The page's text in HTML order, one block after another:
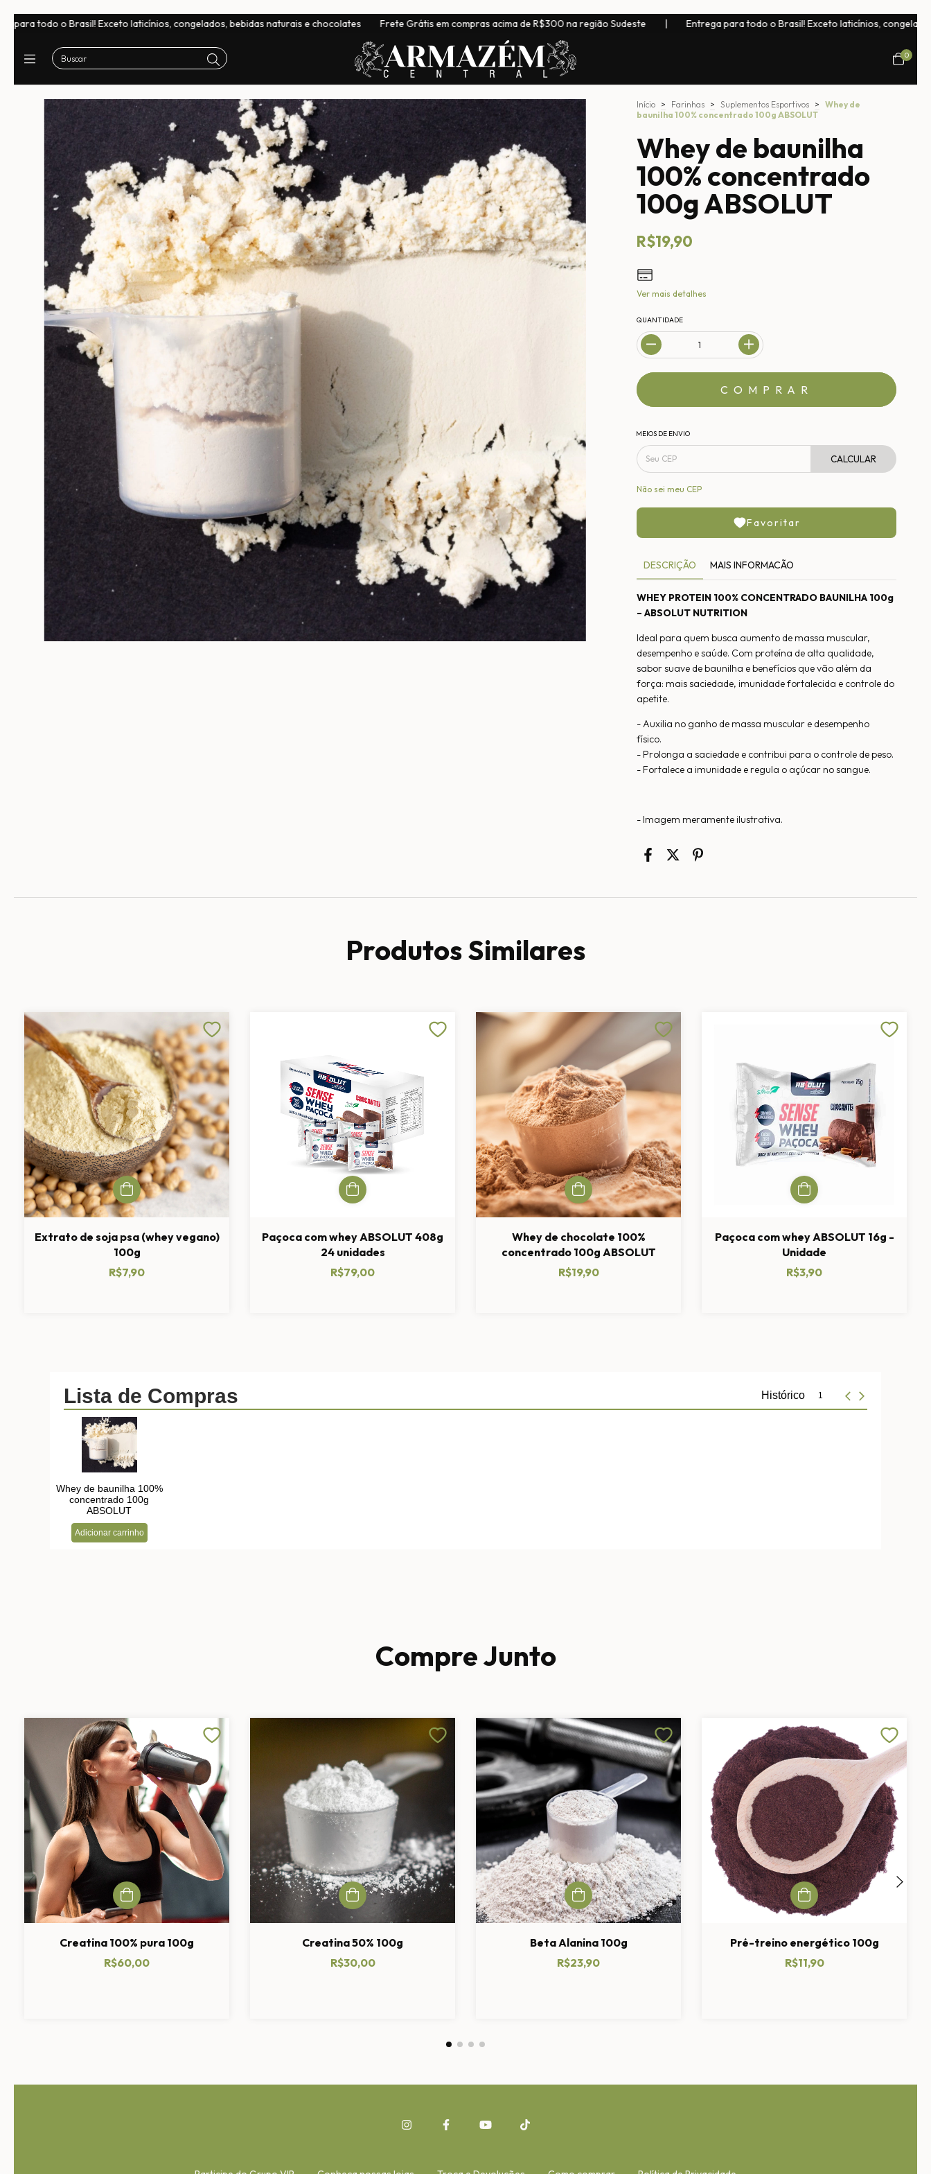
Brasil! Exceto laticínios, congelados, bebidas naturais e chocolates Frete Grátis em compras acima de R$300 na região Sudeste | Entrega para todo o Brasil! Exceto laticínios, congelados, bebidas
0
Início > Farinhas > Suplementos Esportivos >
Whey de
baunilha 100% concentrado 100g ABSOLUT
Whey de baunilha
100% concentrado
100g ABSOLUT
R$19,90
Ver mais detalhes
QUANTIDADE
MEIOS DE ENVIO
CALCULAR
Não sei meu CEP
Favoritar
DESCRIÇÃO MAIS INFORMACÃO
WHEY PROTEIN 100% CONCENTRADO BAUNILHA 100g
– ABSOLUT NUTRITION
Ideal para quem busca aumento de massa muscular,
desempenho e saúde. Com proteína de alta qualidade,
sabor suave de baunilha e benefícios que vão além da
força: mais saciedade, imunidade fortalecida e controle do
apetite.
- Auxilia no ganho de massa muscular e desempenho
físico.
- Prolonga a saciedade e contribui para o controle de peso.
- Fortalece a imunidade e regula o açúcar no sangue.
- Imagem meramente ilustrativa.
Produtos Similares
Extrato de soja psa (whey vegano)
100g
R$7,90
Paçoca com whey ABSOLUT 408g
24 unidades
R$79,00
Whey de chocolate 100%
concentrado 100g ABSOLUT
R$19,90
Paçoca com whey ABSOLUT 16g -
Unidade
R$3,90
Compre Junto
Creatina 100% pura 100g
R$60,00
Creatina 50% 100g
R$30,00
Beta Alanina 100g
R$23,90
Pré-treino energético 100g
R$11,90